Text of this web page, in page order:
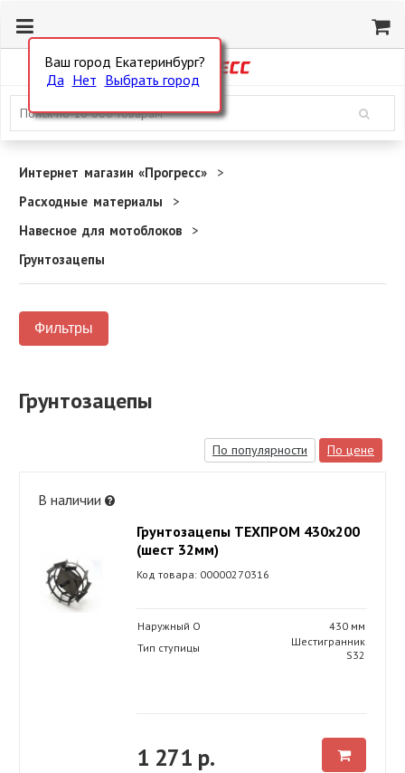
Ваш город Екатеринбург?
Да Нет Выбрать город
Интернет магазин «Прогресс»
Расходные материалы
Навесное для мотоблоков
Грунтозацепы
Фильтры
Грунтозацепы
По популярности По цене
В наличии
Грунтозацепы ТЕХПРОМ 430х200
(шест 32мм)
Код товара: 00000270316
Наружный O
430 мм
Тип ступицы
Шестигранник
S32
1 271 р.